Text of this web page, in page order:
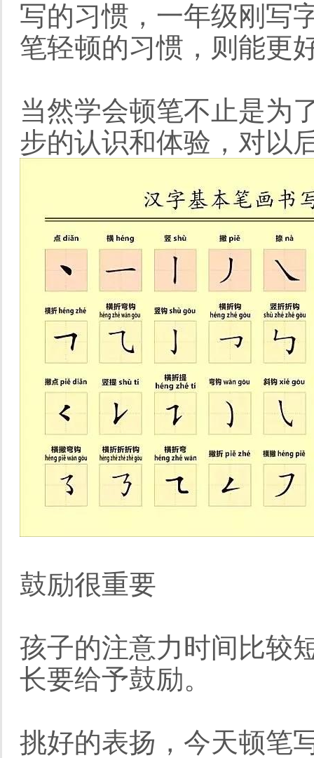
写的习惯，一年级刚写
笔轻顿的习惯，则能更
当然学会顿笔不止是为
步的认识和体验，对以
鼓励很重要
孩子的注意力时间比较
长要给予鼓励。
挑好的表扬，今天顿笔